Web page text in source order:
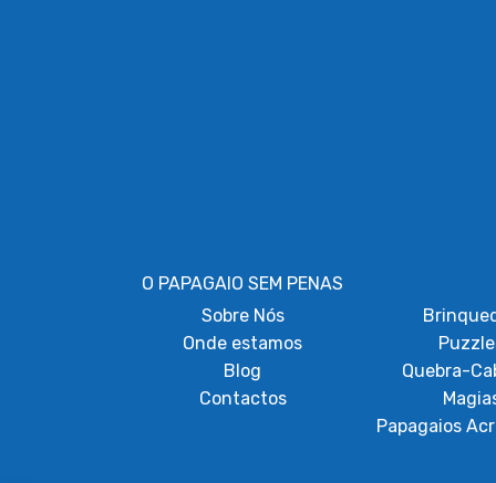
O PAPAGAIO SEM PENAS
Sobre Nós
Onde estamos
Blog
Contactos
Quebra-
Papagaios